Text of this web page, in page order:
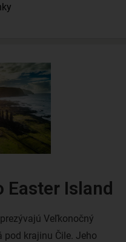
Island
Veľkonočný
pod krajinu Čile. Jeho